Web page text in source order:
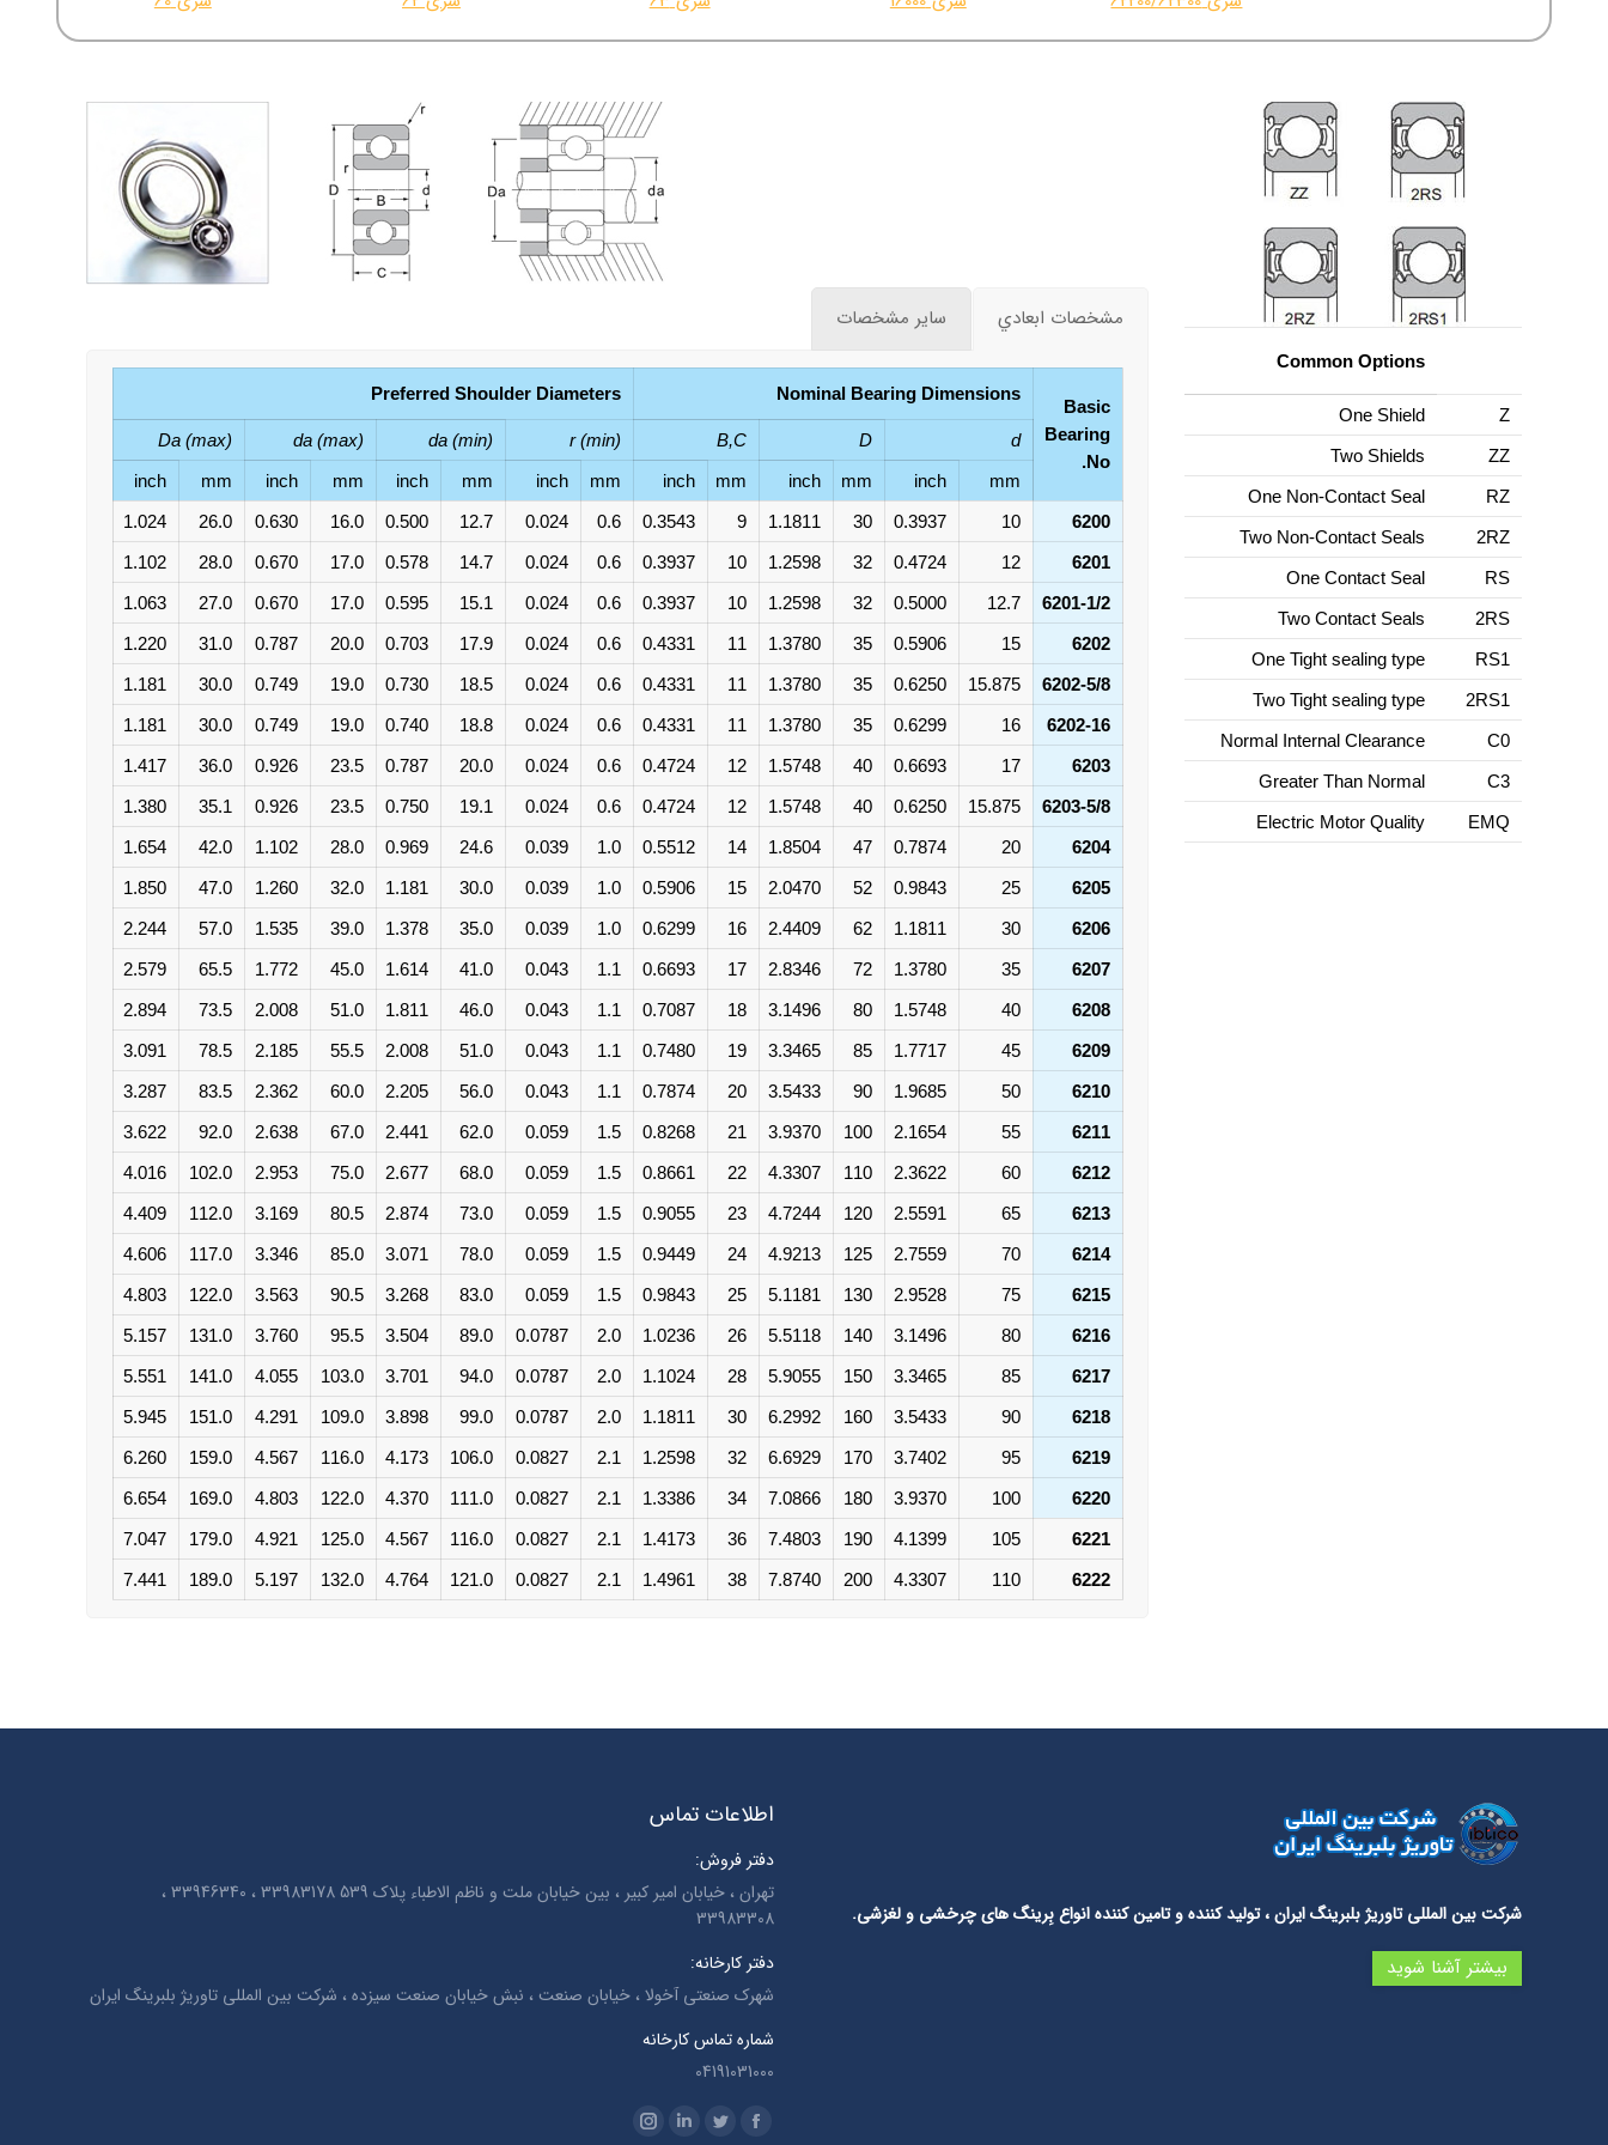
مشخصات ابعادي ساير مشخصات
Basic
Bearing
No.
Nominal Bearing Dimensions
Preferred Shoulder Diameters
d
D
B,C
r (min)
da (min)
da (max)
Da (max)
mm
inch
mm
inch
mm
inch
mm
inch
mm
inch
mm
inch
mm
inch
6200
10
0.3937
30
1.1811
9
0.3543
0.6
0.024
12.7
0.500
16.0
0.630
26.0
1.024
6201
12
0.4724
32
1.2598
10
0.3937
0.6
0.024
14.7
0.578
17.0
0.670
28.0
1.102
6201-1/2
12.7
0.5000
32
1.2598
10
0.3937
0.6
0.024
15.1
0.595
17.0
0.670
27.0
1.063
6202
15
0.5906
35
1.3780
11
0.4331
0.6
0.024
17.9
0.703
20.0
0.787
31.0
1.220
6202-5/8
15.875
0.6250
35
1.3780
11
0.4331
0.6
0.024
18.5
0.730
19.0
0.749
30.0
1.181
6202-16
16
0.6299
35
1.3780
11
0.4331
0.6
0.024
18.8
0.740
19.0
0.749
30.0
1.181
6203
17
0.6693
40
1.5748
12
0.4724
0.6
0.024
20.0
0.787
23.5
0.926
36.0
1.417
6203-5/8
15.875
0.6250
40
1.5748
12
0.4724
0.6
0.024
19.1
0.750
23.5
0.926
35.1
1.380
6204
20
0.7874
47
1.8504
14
0.5512
1.0
0.039
24.6
0.969
28.0
1.102
42.0
1.654
6205
25
0.9843
52
2.0470
15
0.5906
1.0
0.039
30.0
1.181
32.0
1.260
47.0
1.850
6206
30
1.1811
62
2.4409
16
0.6299
1.0
0.039
35.0
1.378
39.0
1.535
57.0
2.244
6207
35
1.3780
72
2.8346
17
0.6693
1.1
0.043
41.0
1.614
45.0
1.772
65.5
2.579
6208
40
1.5748
80
3.1496
18
0.7087
1.1
0.043
46.0
1.811
51.0
2.008
73.5
2.894
6209
45
1.7717
85
3.3465
19
0.7480
1.1
0.043
51.0
2.008
55.5
2.185
78.5
3.091
6210
50
1.9685
90
3.5433
20
0.7874
1.1
0.043
56.0
2.205
60.0
2.362
83.5
3.287
6211
55
2.1654
100
3.9370
21
0.8268
1.5
0.059
62.0
2.441
67.0
2.638
92.0
3.622
6212
60
2.3622
110
4.3307
22
0.8661
1.5
0.059
68.0
2.677
75.0
2.953
102.0
4.016
6213
65
2.5591
120
4.7244
23
0.9055
1.5
0.059
73.0
2.874
80.5
3.169
112.0
4.409
6214
70
2.7559
125
4.9213
24
0.9449
1.5
0.059
78.0
3.071
85.0
3.346
117.0
4.606
6215
75
2.9528
130
5.1181
25
0.9843
1.5
0.059
83.0
3.268
90.5
3.563
122.0
4.803
6216
80
3.1496
140
5.5118
26
1.0236
2.0
0.0787
89.0
3.504
95.5
3.760
131.0
5.157
6217
85
3.3465
150
5.9055
28
1.1024
2.0
0.0787
94.0
3.701
103.0
4.055
141.0
5.551
6218
90
3.5433
160
6.2992
30
1.1811
2.0
0.0787
99.0
3.898
109.0
4.291
151.0
5.945
6219
95
3.7402
170
6.6929
32
1.2598
2.1
0.0827
106.0
4.173
116.0
4.567
159.0
6.260
6220
100
3.9370
180
7.0866
34
1.3386
2.1
0.0827
111.0
4.370
122.0
4.803
169.0
6.654
6221
105
4.1399
190
7.4803
36
1.4173
2.1
0.0827
116.0
4.567
125.0
4.921
179.0
7.047
6222
110
4.3307
200
7.8740
38
1.4961
2.1
0.0827
121.0
4.764
132.0
5.197
189.0
7.441
Common Options
Z
One Shield
ZZ
Two Shields
RZ
One Non-Contact Seal
2RZ
Two Non-Contact Seals
RS
One Contact Seal
2RS
Two Contact Seals
RS1
One Tight sealing type
2RS1
Two Tight sealing type
C0
Normal Internal Clearance
C3
Greater Than Normal
EMQ
Electric Motor Quality
شرکت بین المللی تاوریژ بلبرینگ ایران، تولید کننده و تامین کننده انواع بِرینگ های چرخشی و لغزشی.
بیشتر آشنا شوید
اطلاعات تماس
دفتر فروش:
تهران ، خیابان امیر کبیر ، بین خیابان ملت و ناظم الاطباء پلاک 539 33983178 ، 33946340 ،
33983308
دفتر کارخانه:
شهرک صنعتی آخولا ، خیابان صنعت ، نبش خیابان صنعت سیزده ، شرکت بین المللی تاوریژ بلبرینگ ایران
شماره تماس کارخانه
04191031000
Find us on:
Facebook
Twitter
Linkedin
Instagram